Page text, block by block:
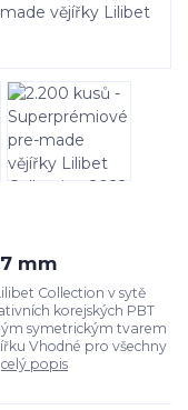
mm
Collection v sytě
korejských PBT
symetrickým tvarem
Vhodné pro všechny
celý popis